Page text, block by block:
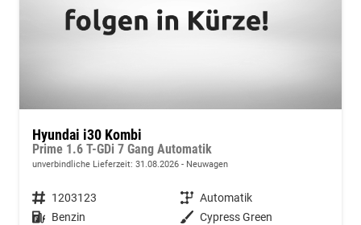
Hyundai i30 Kombi
Prime 1.6 T-GDi 7 Gang Automatik
unverbindliche Lieferzeit: 31.08.2026 Neuwagen
Fahrzeugnummer 1203123 Getriebe Automatik
Kraftstoff Benzin Außenfarbe Cypress Green